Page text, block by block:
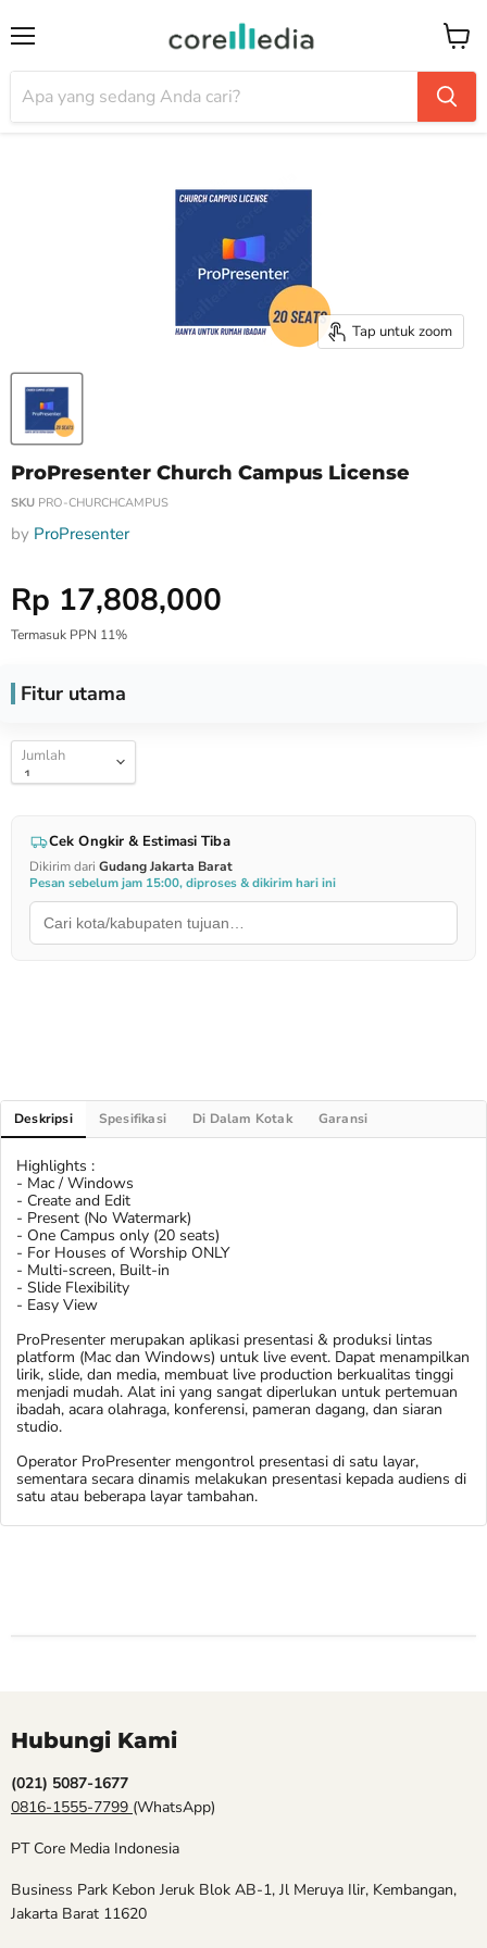
Tap untuk zoom
ProPresenter Church Campus License
SKU PRO-CHURCHCAMPUS
by ProPresenter
Harga Special
Rp 17,808,000
Termasuk PPN 11%
Fitur utama
Jumlah
Cek Ongkir & Estimasi Tiba
Dikirim dari Gudang Jakarta Barat
Pesan sebelum jam 15:00, diproses & dikirim hari ini
Deskripsi Spesifikasi Di Dalam Kotak Garansi
Highlights :
- Mac / Windows
- Create and Edit
- Present (No Watermark)
- One Campus only (20 seats)
- For Houses of Worship ONLY
- Multi-screen, Built-in
- Slide Flexibility
- Easy View
ProPresenter merupakan aplikasi presentasi & produksi lintas
platform (Mac dan Windows) untuk live event. Dapat menampilkan
lirik, slide, dan media, membuat live production berkualitas tinggi
menjadi mudah. Alat ini yang sangat diperlukan untuk pertemuan
ibadah, acara olahraga, konferensi, pameran dagang, dan siaran
studio.
Operator ProPresenter mengontrol presentasi di satu layar,
sementara secara dinamis melakukan presentasi kepada audiens di
satu atau beberapa layar tambahan.
Hubungi Kami
(021) 5087-1677
0816-1555-7799 (WhatsApp)
PT Core Media Indonesia
Business Park Kebon Jeruk Blok AB-1, Jl Meruya Ilir, Kembangan,
Jakarta Barat 11620